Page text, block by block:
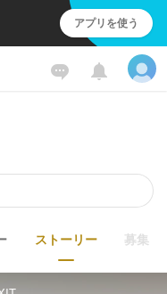
アプリを使う
ストーリー 募集